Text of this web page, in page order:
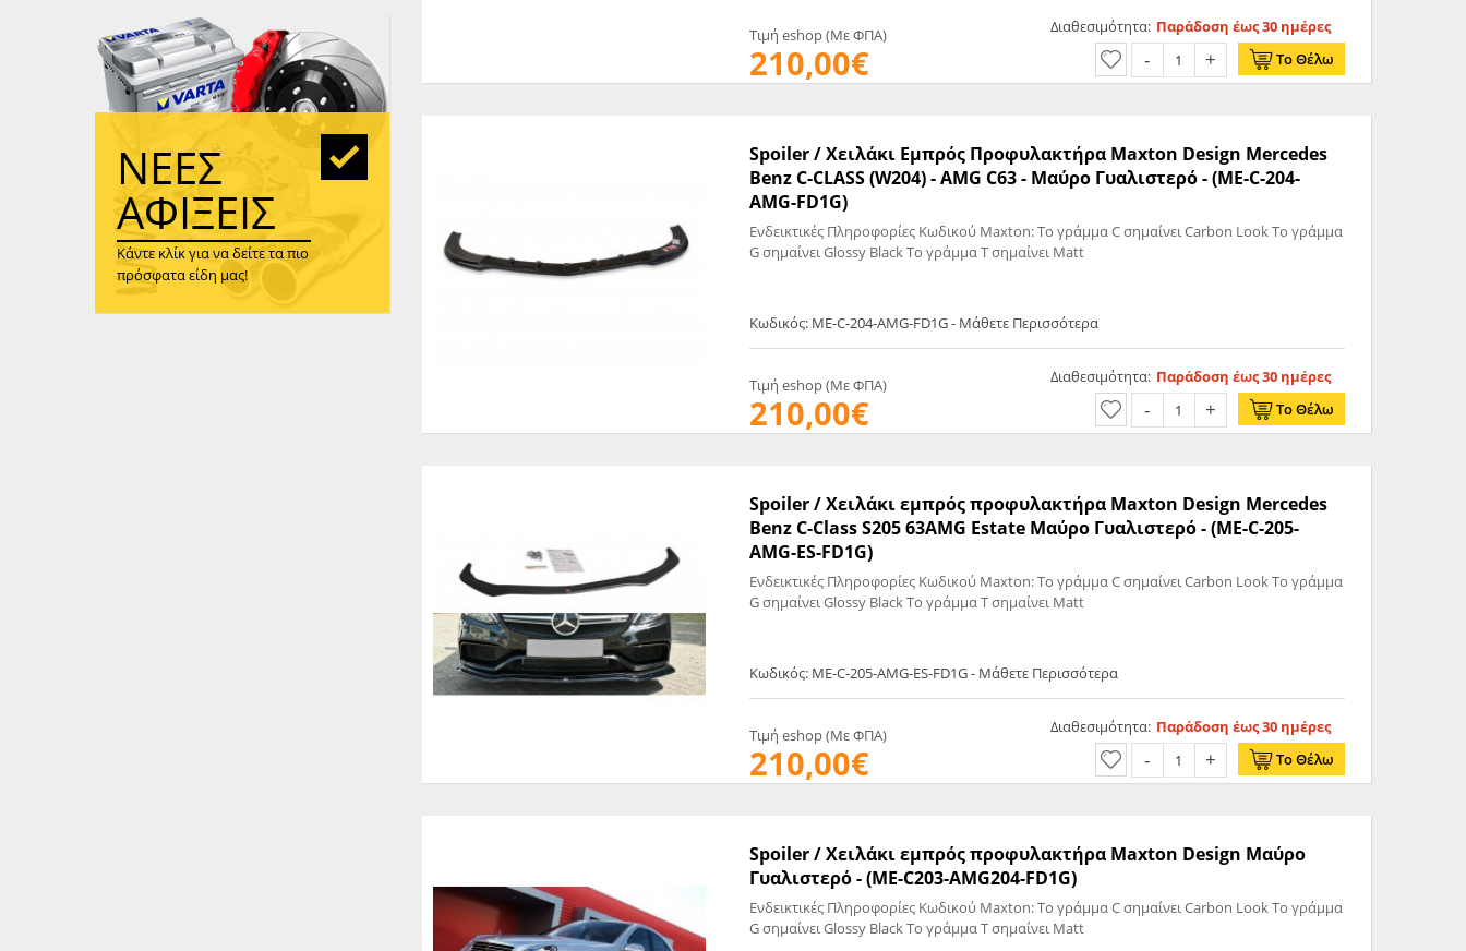
ΛΕΊΠΤΗΣ ΥΠΟΠΊΕΣΗΣ
ΨΕΥΤΟΚΆΠΑΚΟΥ
ΒΆΣΕΙΣ ΜΗΧΑΝΉΣ
ΝΈΕΣ
ΑΦΊΞΕΙΣ
Κάντε κλίκ για να δείτε τα πιο
πρόσφατα είδη μας!
Τιμή eshop (Με ΦΠΑ)
210,00€
Διαθεσιμότητα: Παράδοση έως 30 ημέρες
Το Θέλω
Spoiler / Χειλάκι Εμπρός Προφυλακτήρα Maxton Design Mercedes
Benz C-CLASS (W204) - AMG C63 - Μαύρο Γυαλιστερό - (ME-C-204-
AMG-FD1G)
Ενδεικτικές Πληροφορίες Κωδικού Maxton: Το γράμμα C σημαίνει Carbon Look Το γράμμα
G σημαίνει Glossy Black Το γράμμα T σημαίνει Matt
Κωδικός: ME-C-204-AMG-FD1G - Μάθετε Περισσότερα
Τιμή eshop (Με ΦΠΑ)
210,00€
Διαθεσιμότητα: Παράδοση έως 30 ημέρες
Το Θέλω
Spoiler / Χειλάκι εμπρός προφυλακτήρα Maxton Design Mercedes
Benz C-Class S205 63AMG Estate Μαύρο Γυαλιστερό - (ME-C-205-
AMG-ES-FD1G)
Ενδεικτικές Πληροφορίες Κωδικού Maxton: Το γράμμα C σημαίνει Carbon Look Το γράμμα
G σημαίνει Glossy Black Το γράμμα T σημαίνει Matt
Κωδικός: ME-C-205-AMG-ES-FD1G - Μάθετε Περισσότερα
Τιμή eshop (Με ΦΠΑ)
210,00€
Διαθεσιμότητα: Παράδοση έως 30 ημέρες
Το Θέλω
Spoiler / Χειλάκι εμπρός προφυλακτήρα Maxton Design Μαύρο
Γυαλιστερό - (ME-C203-AMG204-FD1G)
Ενδεικτικές Πληροφορίες Κωδικού Maxton: Το γράμμα C σημαίνει Carbon Look Το γράμμα
G σημαίνει Glossy Black Το γράμμα T σημαίνει Matt